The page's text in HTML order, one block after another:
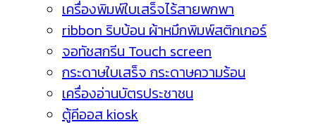
เครื่องพิมพ์ใบเสร็จไร้สายพกพา
ribbon ริบบ้อน ผ้าหมึกพิมพ์สติกเกอร์
จอทัชสกรีน Touch screen
กระดาษใบเสร็จ กระดาษความร้อน
เครื่องอ่านบัตรประชาชน
ตู้คีออส kiosk